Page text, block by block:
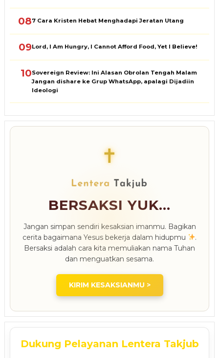
087 Cara Kristen Hebat Menghadapi Jeratan Utang
09Lord, I Am Hungry, I Cannot Afford Food, Yet I Believe!
10Sovereign Review: Ini Alasan Obrolan Tengah Malam
Jangan dishare ke Grup WhatsApp, apalagi Dijadiin
Ideologi
✝
BERSAKSI YUK...
Jangan simpan sendiri kesaksian imanmu. Bagikan
cerita bagaimana Yesus bekerja dalam hidupmu
.
Bersaksi adalah cara kita memuliakan nama Tuhan
dan menguatkan sesama.
KIRIM KESAKSIANMU >
Dukung Pelayanan Lentera Takjub